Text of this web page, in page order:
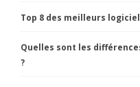
Top 8 des meilleurs
Quelles sont les
?